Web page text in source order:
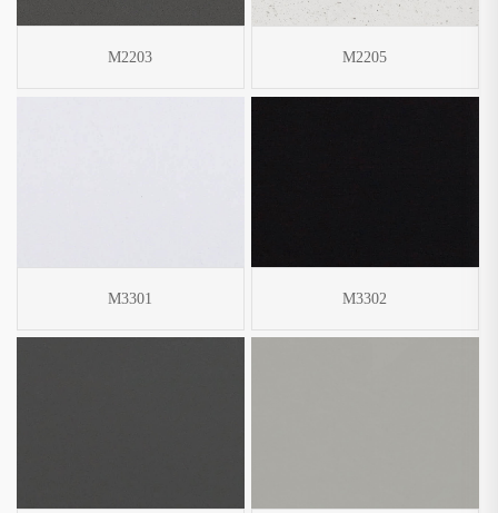
M2203 M2205
M3301 M3302